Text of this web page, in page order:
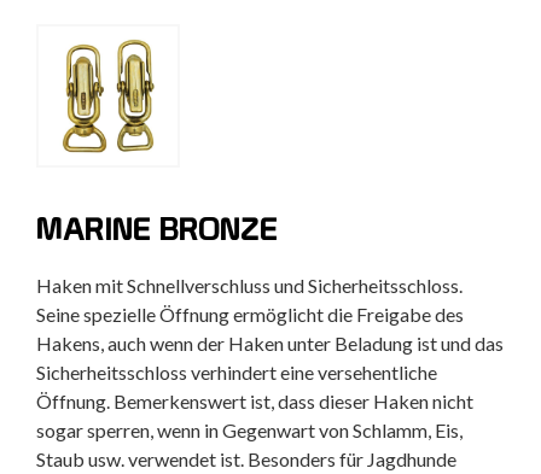
MARINE BRONZE
Haken mit Schnellverschluss und Sicherheitsschloss.
Seine spezielle Öffnung ermöglicht die Freigabe des
Hakens, auch wenn der Haken unter Beladung ist und das
Sicherheitsschloss verhindert eine versehentliche
Öffnung. Bemerkenswert ist, dass dieser Haken nicht
sogar sperren, wenn in Gegenwart von Schlamm, Eis,
Staub usw. verwendet ist. Besonders für Jagdhunde